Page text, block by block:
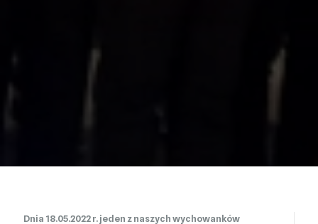
Dnia 18.05.2022 r. jeden z naszych wychowanków